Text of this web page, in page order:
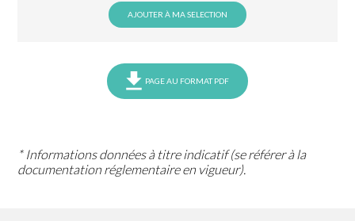
AJOUTER À MA SELECTION
PAGE AU FORMAT PDF
* Informations données à titre indicatif (se référer à la
documentation réglementaire en vigueur).